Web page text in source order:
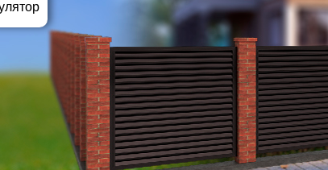
Горизонтальные заборы
Высокие заборы
Красивые, дизайнерские заборы
ВЫБОР ПО СПОСОБУ МОНТАЖА
Заборы под ключ